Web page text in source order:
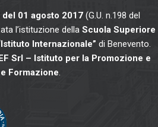
del 01 agosto 2017 (G.U. n.198 del
l’istituzione della Scuola Superiore
Internazionale” di Benevento.
Srl – Istituto per la Promozione e
Formazione.